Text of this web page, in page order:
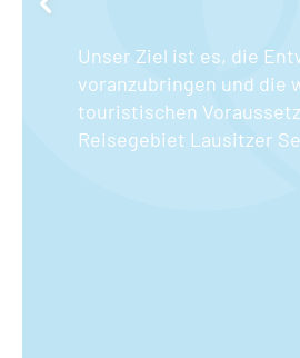
Unser Ziel ist es, die
voranzubringen und die
touristischen
Reisegebiet Lausitzer